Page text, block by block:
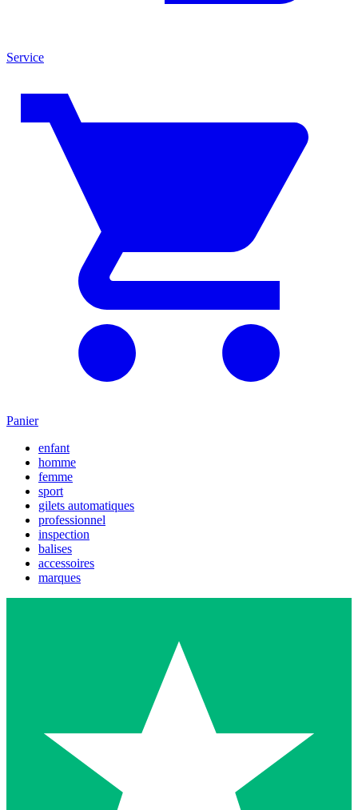
Service
Panier
enfant
homme
femme
sport
gilets automatiques
professionnel
inspection
balises
accessoires
marques